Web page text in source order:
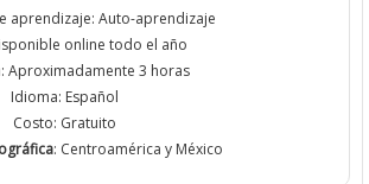
aprendizaje: Auto-aprendizaje
online todo el año
Aproximadamente 3 horas
Idioma: Español
Costo: Gratuito
: Centroamérica y México